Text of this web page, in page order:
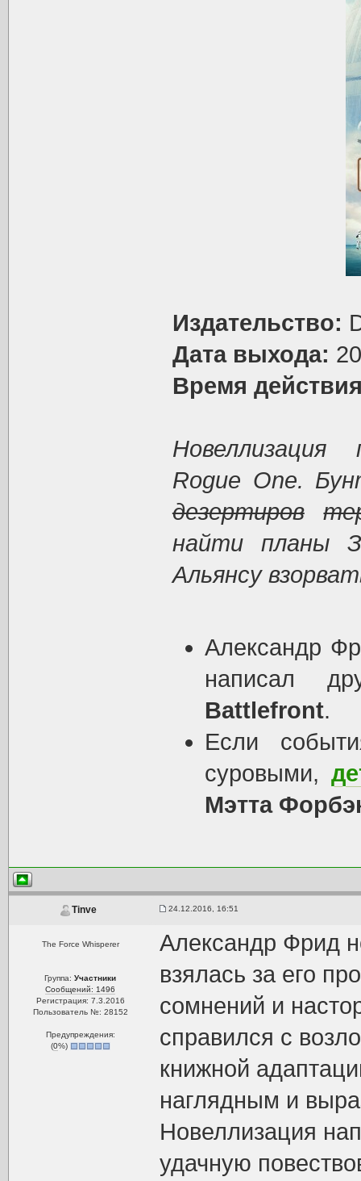
Издательство:
Дата выхода:
Время
Rogue One.
дезертиров
найти планы
Альянсу
Александр
написал
Battlefront.
Если
суровыми,
Мэтта
Tinve 24.12.2016, 16:51
The Force Whisperer
Группа:Участники
Сообщений: 1496
Регистрация: 7.3.2016
Пользователь №: 28152
Предупреждения:
(0%)
Александр Фрид
взялась за его
сомнений и
справился с
книжной
наглядным и
Новеллизация
удачную